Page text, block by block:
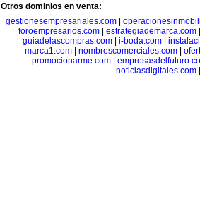
Otros dominios en venta:
gestionesempresariales.com
foroempresarios.com| estrategiademarca.com
guiadelascompras.com
i-boda.com
marca1.com| nombrescomerciales.com|
promocionarme.com|
noticiasdigitales.com